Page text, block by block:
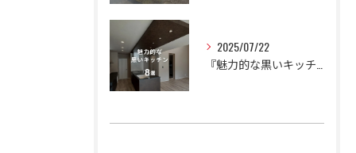
2025/07/22
『魅力的な黒いキッチン🍳🍽️』